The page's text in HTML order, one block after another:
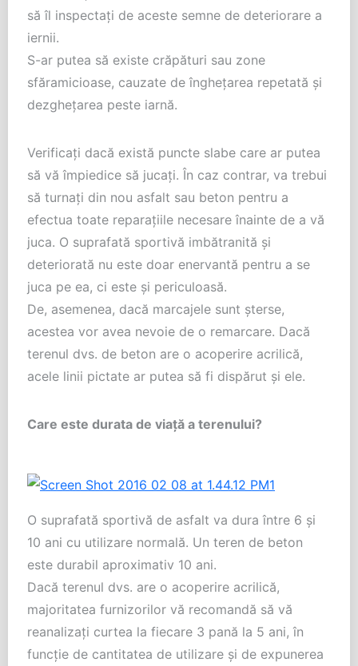
să îl inspectați de aceste semne de deteriorare a
iernii.
S-ar putea să existe crăpături sau zone
sfăramicioase, cauzate de înghețarea repetată și
dezghețarea peste iarnă.
Verificați dacă există puncte slabe care ar putea
să vă împiedice să jucați. În caz contrar, va trebui
să turnați din nou asfalt sau beton pentru a
efectua toate reparațiile necesare înainte de a vă
juca. O suprafată sportivă imbătranită și
deteriorată nu este doar enervantă pentru a se
juca pe ea, ci este și periculoasă.
De, asemenea, dacă marcajele sunt șterse,
acestea vor avea nevoie de o remarcare. Dacă
terenul dvs. de beton are o acoperire acrilică,
acele linii pictate ar putea să fi dispărut și ele.
Care este durata de viață a terenului?
O suprafată sportivă de asfalt va dura între 6 și
10 ani cu utilizare normală. Un teren de beton
este durabil aproximativ 10 ani.
Dacă terenul dvs. are o acoperire acrilică,
majoritatea furnizorilor vă recomandă să vă
reanalizați curtea la fiecare 3 pană la 5 ani, în
funcție de cantitatea de utilizare și de expunerea